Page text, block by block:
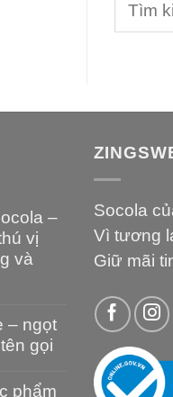
–
vị
và
– ngọt
gọi
phẩm
Socola
Vì tương
Giữ mãi